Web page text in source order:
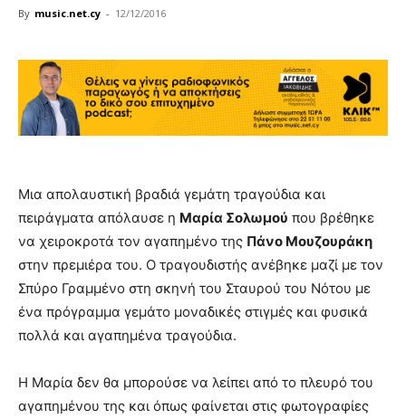
By music.net.cy - 12/12/2016
Μια απολαυστική βραδιά γεμάτη τραγούδια και
πειράγματα απόλαυσε η Μαρία Σολωμού που βρέθηκε
να χειροκροτά τον αγαπημένο της Πάνο Μουζουράκη
στην πρεμιέρα του. Ο τραγουδιστής ανέβηκε μαζί με τον
Σπύρο Γραμμένο στη σκηνή του Σταυρού του Νότου με
ένα πρόγραμμα γεμάτο μοναδικές στιγμές και φυσικά
πολλά και αγαπημένα τραγούδια.
Η Μαρία δεν θα μπορούσε να λείπει από το πλευρό του
αγαπημένου της και όπως φαίνεται στις φωτογραφίες